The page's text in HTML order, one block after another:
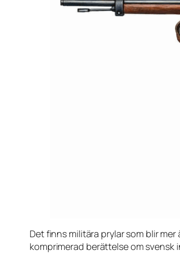
Det finns militära prylar som blir
komprimerad berättelse om